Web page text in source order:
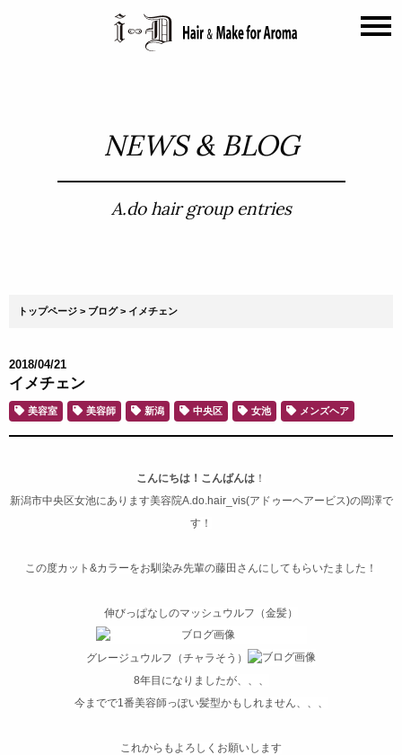
NEWS & BLOG
A.do hair group entries
トップページ ブログ イメチェン
2018/04/21
イメチェン
美容室 美容師 新潟 中央区 女池 メンズヘア
こんにちは！こんばんは ！
新潟市中央区女池にあります美容院A.do.hair_vis(アドゥーヘアービス)の岡澤で
す！
この度カット&カラーをお馴染み先輩の藤田さんにしてもらいたました！
伸びっぱなしのマッシュウルフ（金髪）
グレージュウルフ（チャラそう）
8年目になりましたが、、、
今までで1番美容師っぽい髪型かもしれません、、、
これからもよろしくお願いします